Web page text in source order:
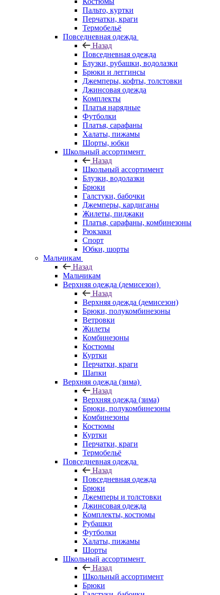
Пальто, куртки
Перчатки, краги
Термобельё
Повседневная одежда
Назад
Повседневная одежда
Блузки, рубашки, водолазки
Брюки и леггинсы
Джемперы, кофты, толстовки
Джинсовая одежда
Комплекты
Платья нарядные
Футболки
Платья, сарафаны
Халаты, пижамы
Шорты, юбки
Школьный ассортимент
Назад
Школьный ассортимент
Блузки, водолазки
Брюки
Галстуки, бабочки
Джемперы, кардиганы
Жилеты, пиджаки
Платья, сарафаны, комбинезоны
Рюкзаки
Спорт
Юбки, шорты
Мальчикам
Назад
Мальчикам
Верхняя одежда (демисезон)
Назад
Верхняя одежда (демисезон)
Брюки, полукомбинезоны
Ветровки
Жилеты
Комбинезоны
Костюмы
Куртки
Перчатки, краги
Шапки
Верхняя одежда (зима)
Назад
Верхняя одежда (зима)
Брюки, полукомбинезоны
Комбинезоны
Костюмы
Куртки
Перчатки, краги
Термобельё
Повседневная одежда
Назад
Повседневная одежда
Брюки
Джемперы и толстовки
Джинсовая одежда
Комплекты, костюмы
Рубашки
Футболки
Халаты, пижамы
Шорты
Школьный ассортимент
Назад
Школьный ассортимент
Брюки